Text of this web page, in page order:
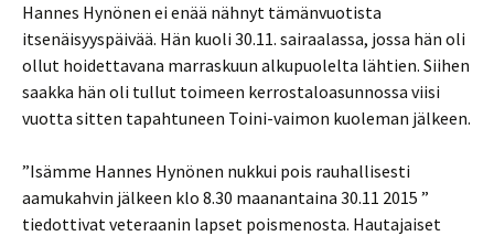
Hannes Hynönen ei enää nähnyt tämänvuotista
itsenäisyyspäivää. Hän kuoli 30.11. sairaalassa, jossa hän oli
ollut hoidettavana marraskuun alkupuolelta lähtien. Siihen
saakka hän oli tullut toimeen kerrostaloasunnossa viisi
vuotta sitten tapahtuneen Toini-vaimon kuoleman jälkeen.
”Isämme Hannes Hynönen nukkui pois rauhallisesti
aamukahvin jälkeen klo 8.30 maanantaina 30.11 2015 ”
tiedottivat veteraanin lapset poismenosta. Hautajaiset